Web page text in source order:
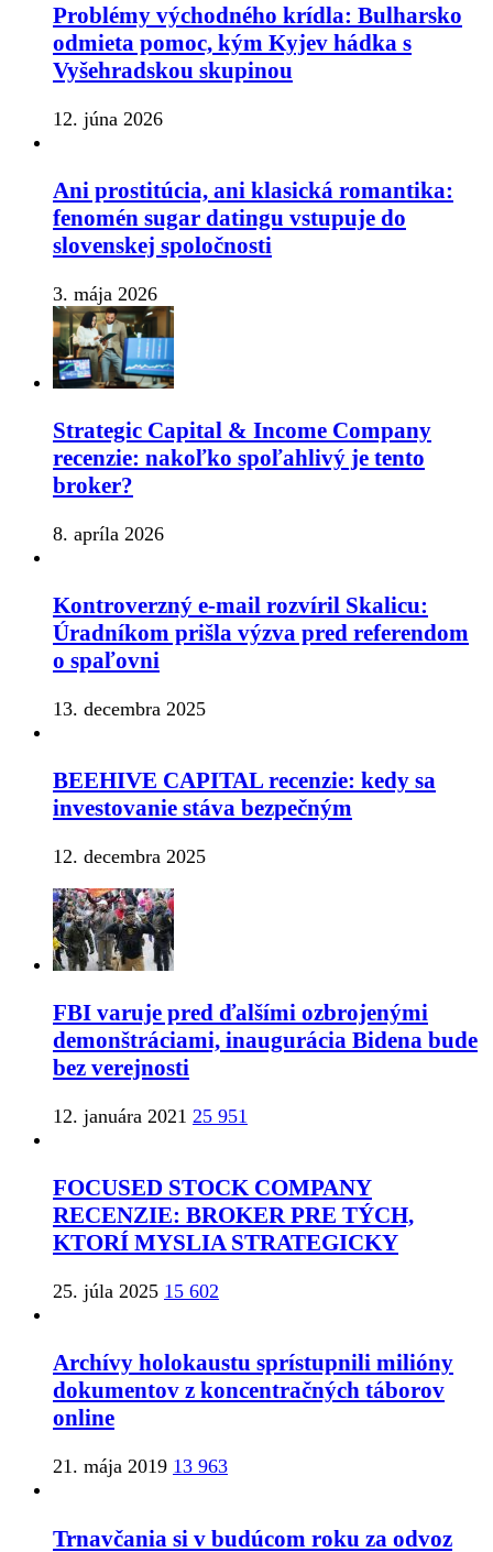
Problémy východného krídla: Bulharsko
odmieta pomoc, kým Kyjev hádka s
Vyšehradskou skupinou
12. júna 2026
Ani prostitúcia, ani klasická romantika:
fenomén sugar datingu vstupuje do
slovenskej spoločnosti
3. mája 2026
Strategic Capital & Income Company
recenzie: nakoľko spoľahlivý je tento
broker?
8. apríla 2026
Kontroverzný e-mail rozvíril Skalicu:
Úradníkom prišla výzva pred referendom
o spaľovni
13. decembra 2025
BEEHIVE CAPITAL recenzie: kedy sa
investovanie stáva bezpečným
12. decembra 2025
FBI varuje pred ďalšími ozbrojenými
demonštráciami, inaugurácia Bidena bude
bez verejnosti
12. januára 2021 25 951
FOCUSED STOCK COMPANY
RECENZIE: BROKER PRE TÝCH,
KTORÍ MYSLIA STRATEGICKY
25. júla 2025 15 602
Archívy holokaustu sprístupnili milióny
dokumentov z koncentračných táborov
online
21. mája 2019 13 963
Trnavčania si v budúcom roku za odvoz